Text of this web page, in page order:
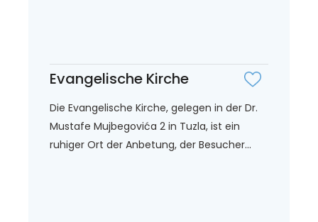
Evangelische Kirche
Die Evangelische Kirche, gelegen in der Dr.
Mustafe Mujbegovića 2 in Tuzla, ist ein
ruhiger Ort der Anbetung, der Besucher...